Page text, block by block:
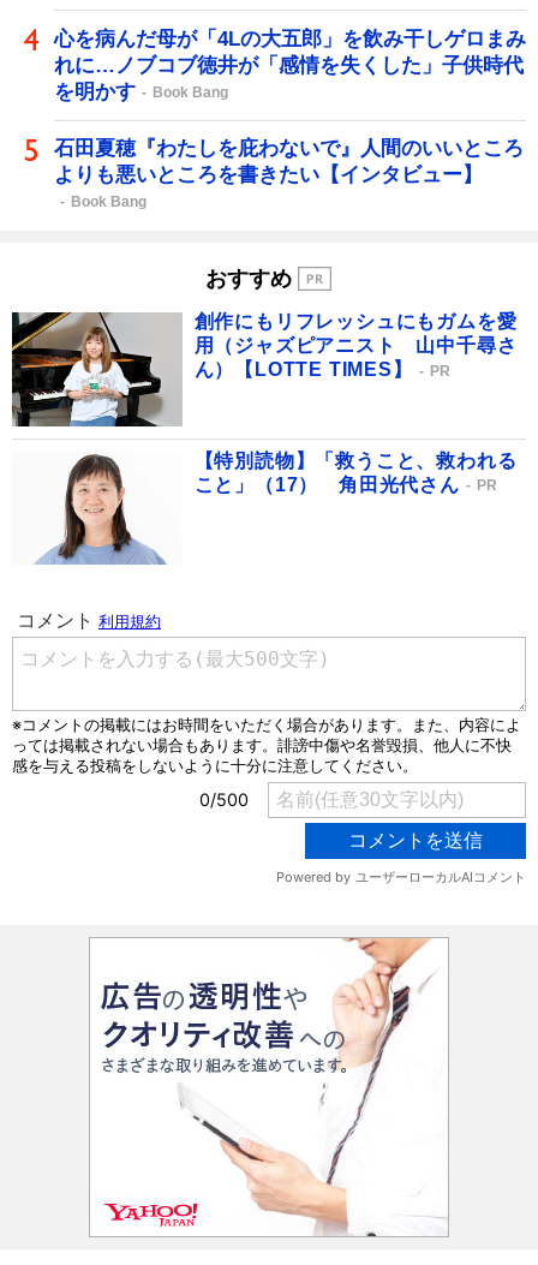
心を病んだ母が「4Lの大五郎」を飲み干しゲロまみ
れに…ノブコブ徳井が「感情を失くした」子供時代
を明かす
Book Bang
石田夏穂『わたしを庇わないで』人間のいいところ
よりも悪いところを書きたい【インタビュー】
Book Bang
おすすめ
創作にもリフレッシュにもガムを愛
用（ジャズピアニスト 山中千尋さ
ん）【LOTTE TIMES】
PR
【特別読物】「救うこと、救われる
こと」（17） 角田光代さん
PR